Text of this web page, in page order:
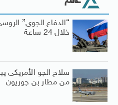
خلال 24 ساعة
سلاح الجو الأمريكى
من مطار بن جوريون